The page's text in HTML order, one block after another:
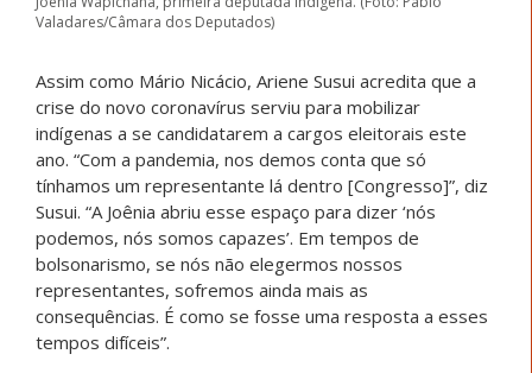
Valadares/Câmara dos Deputados)
Assim como Mário Nicácio, Ariene Susui acredita que a
crise do novo coronavírus serviu para mobilizar
indígenas a se candidatarem a cargos eleitorais este
ano. “Com a pandemia, nos demos conta que só
tínhamos um representante lá dentro [Congresso]”, diz
Susui. “A Joênia abriu esse espaço para dizer ‘nós
podemos, nós somos capazes’. Em tempos de
bolsonarismo, se nós não elegermos nossos
representantes, sofremos ainda mais as
consequências. É como se fosse uma resposta a esses
tempos difíceis”.